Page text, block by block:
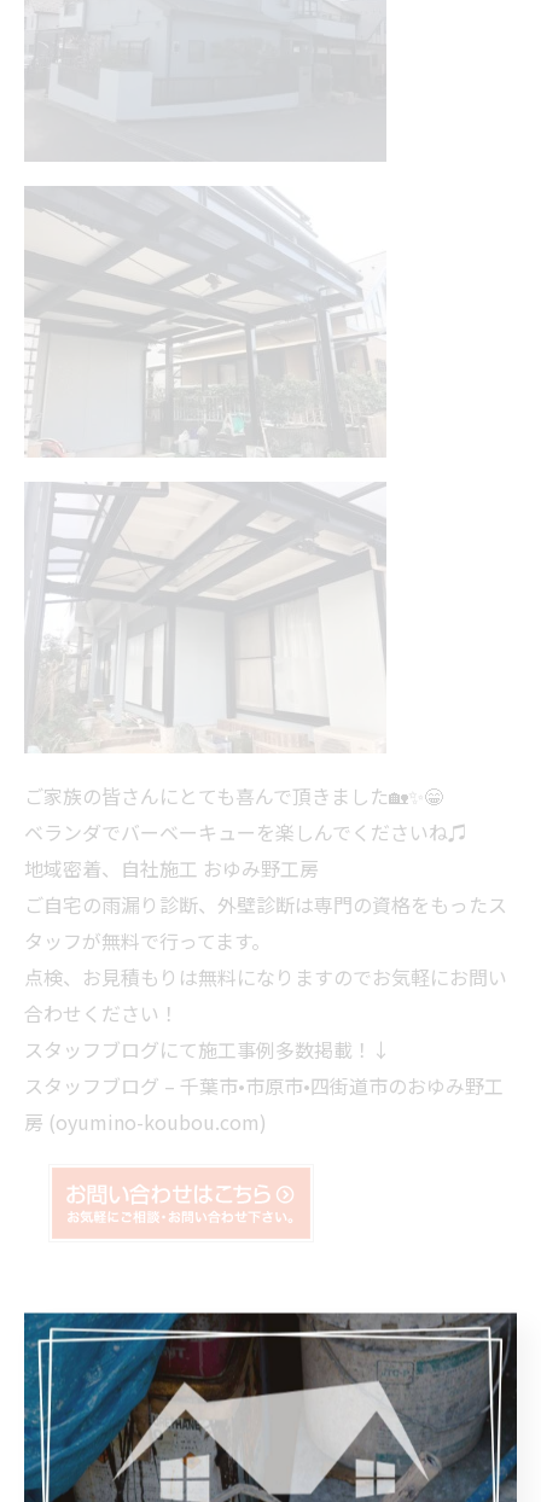
ご家族の皆さんにとても喜んで頂きました🏡✨😁
ベランダでバーベーキューを楽しんでくださいね♫
地域密着、自社施工 おゆみ野工房
ご自宅の雨漏り診断、外壁診断は専門の資格をもっ たス
タッフが無料で行ってます。
点検、お見積もりは無料になりますのでお気軽にお問い
合わせください！
スタッフブログにて施工事例多数掲載！↓
スタッフブログ – 千葉市•市原市•四街道市のおゆみ野工
房 (oyumino-koubou.com)
--------------------------------------------------------------------
おゆみ野工房
千葉県千葉市緑区辺田町152-1